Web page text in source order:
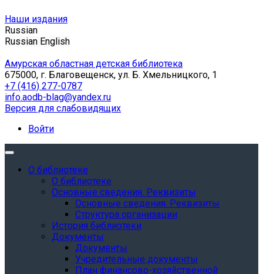
Наши издания
Russian
Russian English
Амурская областная детская библиотека
675000, г. Благовещенск, ул. Б. Хмельницкого, 1
+7 (416) 277-0787
info.aodb-blag@yandex.ru
Версия для слабовидящих
Войти
О библиотеке
О библиотеке
Основные сведения. Реквизиты
Основные сведения. Реквизиты
Структура организации
История библиотеки
Документы
Документы
Учредительные документы
План финансово-хозяйственной